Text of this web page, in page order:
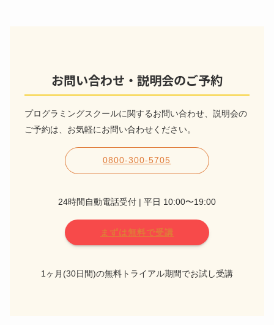
お問い合わせ・説明会のご予約
プログラミングスクールに関するお問い合わせ、説明会の
ご予約は、お気軽にお問い合わせください。
0800-300-5705
24時間自動電話受付 | 平日 10:00〜19:00
まずは無料で受講
1ヶ月(30日間)の無料トライアル期間でお試し受講